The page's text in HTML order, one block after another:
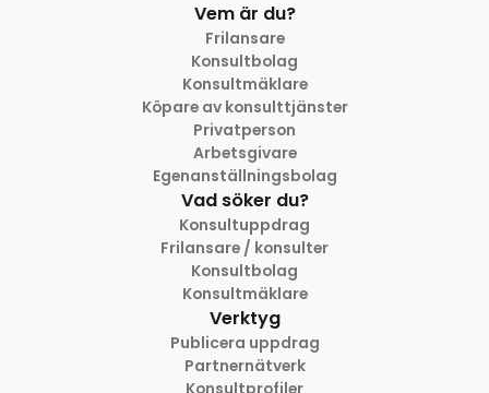
Vem är du?
Frilansare
Konsultbolag
Konsultmäklare
Köpare av konsulttjänster
Privatperson
Arbetsgivare
Egenanställningsbolag
Vad söker du?
Konsultuppdrag
Frilansare / konsulter
Konsultbolag
Konsultmäklare
Verktyg
Publicera uppdrag
Partnernätverk